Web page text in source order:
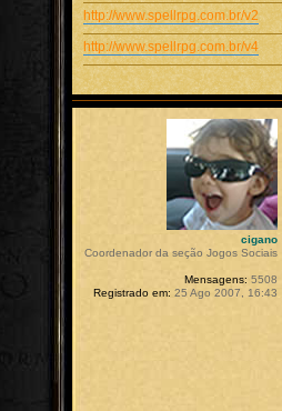
http://www.spellrpg.com.br/v2
http://www.spellrpg.com.br/v4
cigano
Coordenador da seção Jogos Sociais
Mensagens: 5508
Registrado em: 25 Ago 2007, 16:43